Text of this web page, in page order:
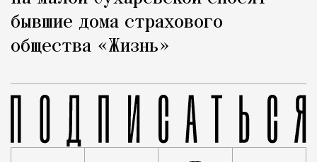
бывшие дома страхового
общества «Жизнь»